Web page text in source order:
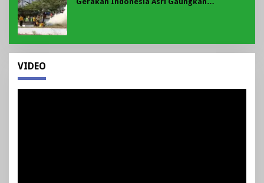
VIDEO